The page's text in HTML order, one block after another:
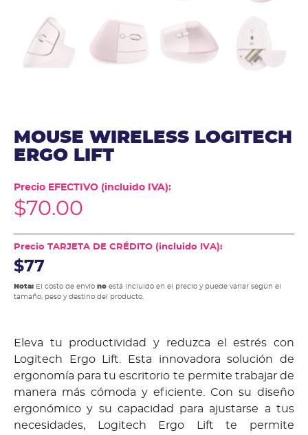
MOUSE WIRELESS LOGITECH
ERGO LIFT
Precio EFECTIVO (incluido IVA):
$70.00
Precio TARJETA DE CRÉDITO (incluido IVA):
$77
Nota: El costo de envío no está incluido en el precio y puede variar según el
tamaño, peso y destino del producto.
Eleva tu productividad y reduzca el estrés con
Logitech Ergo Lift. Esta innovadora solución de
ergonomía para tu escritorio te permite trabajar de
manera más cómoda y eficiente. Con su diseño
ergonómico y su capacidad para ajustarse a tus
necesidades, Logitech Ergo Lift te permite